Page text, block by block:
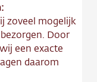
zoveel mogelijk
Door
een exacte
daarom